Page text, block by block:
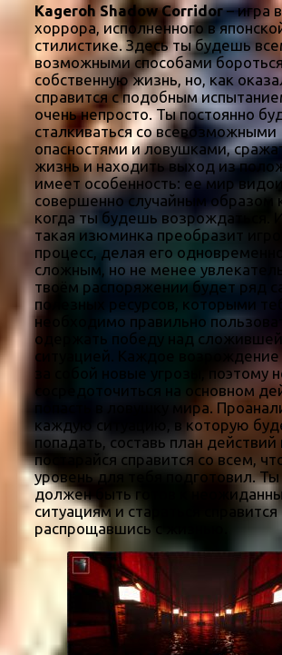
Kageroh Shadow Corridor– игра
хоррора, исполненного в
стилистике. Здесь ты будешь
возможными способами
собственную жизнь, но, как
справится с подобным
очень непросто. Ты постоянно
сталкиваться со всевозможными
опасностями и ловушками,
жизнь и находить выход из
имеет особенность: ее мир
совершенно случайным образом
когда ты будешь возрождаться.
такая изюминка преобразит
процесс, делая его
сложным, но не менее
твоём распоряжении будет ряд
полезных ресурсов, которыми
необходимо правильно
одержать победу над
ситуацией. Каждое возрождение
за собой новые угрозы, поэтому
сосредоточиться на основном
попасть в ловушку мира.
каждую ситуацию, в которую
попадать, составь план действий
постарайся справится со всем,
уровень для тебя подготовил. Ты
должен быть готов к
ситуациям и стараться справится
распрощавшись с жизнью.